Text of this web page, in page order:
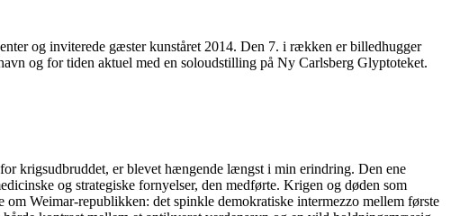
og inviterede gæster kunståret 2014. Den 7. i rækken er billedhugger
og for tiden aktuel med en soloudstilling på Ny Carlsberg Glyptoteket.
krigsudbruddet, er blevet hængende længst i min erindring. Den ene
og strategiske fornyelser, den medførte. Krigen og døden som
Weimar-republikken: det spinkle demokratiske intermezzo mellem første